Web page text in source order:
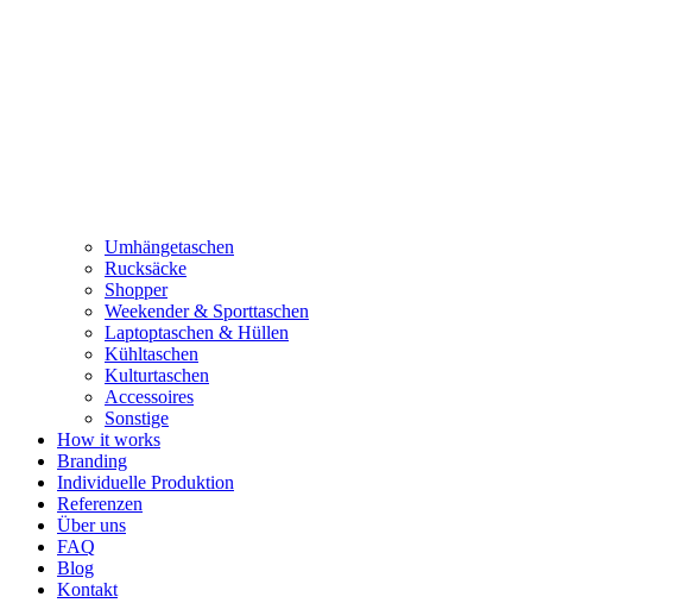
Umhängetaschen
Rucksäcke
Shopper
Weekender & Sporttaschen
Laptoptaschen & Hüllen
Kühltaschen
Kulturtaschen
Accessoires
Sonstige
How it works
Branding
Individuelle Produktion
Referenzen
Über uns
FAQ
Blog
Kontakt